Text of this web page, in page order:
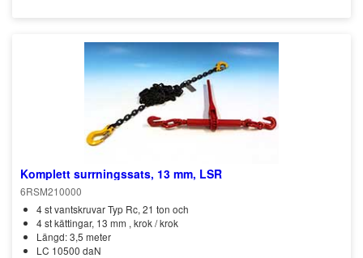
Komplett surrningssats, 13 mm, LSR
6RSM210000
4 st vantskruvar Typ Rc, 21 ton och
4 st kättingar, 13 mm , krok / krok
Längd: 3,5 meter
LC 10500 daN